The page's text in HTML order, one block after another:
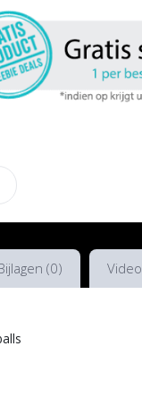
(0)